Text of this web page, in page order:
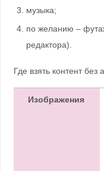
музыка;
по желанию –
редактора).
Где взять контент без
Изображения